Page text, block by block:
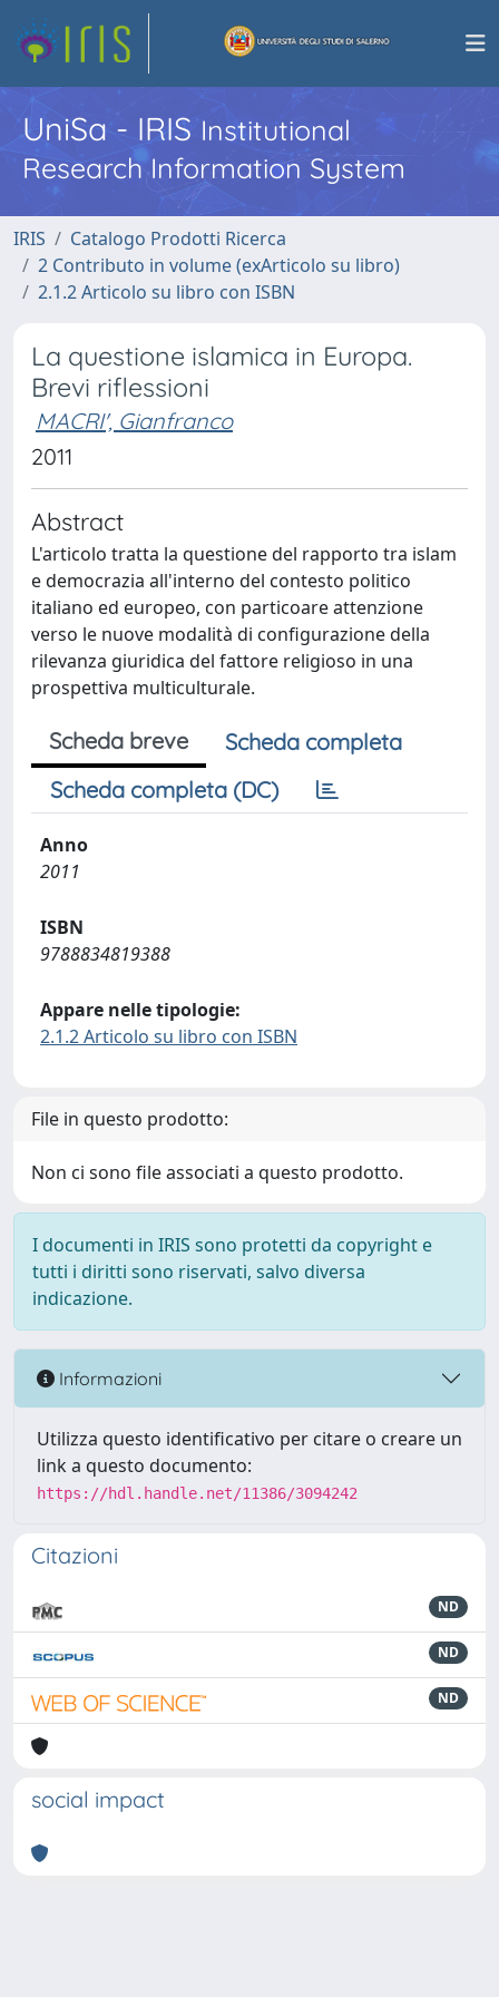
UniSa - IRISInstitutional
Research Information System
IRIS
Catalogo Prodotti Ricerca
2 Contributo in volume (exArticolo su libro)
2.1.2 Articolo su libro con ISBN
La questione islamica in Europa.
Brevi riflessioni
MACRI', Gianfranco
2011
Abstract
L'articolo tratta la questione del rapporto tra islam
e democrazia all'interno del contesto politico
italiano ed europeo, con particoare attenzione
verso le nuove modalità di configurazione della
rilevanza giuridica del fattore religioso in una
prospettiva multiculturale.
Scheda breve
Scheda completa
Scheda completa (DC)
Anno
2011
ISBN
9788834819388
Appare nelle tipologie:
2.1.2 Articolo su libro con ISBN
File in questo prodotto:
Non ci sono file associati a questo prodotto.
I documenti in IRIS sono protetti da copyright e
tutti i diritti sono riservati, salvo diversa
indicazione.
Informazioni
Utilizza questo identificativo per citare o creare un
link a questo documento:
https://hdl.handle.net/11386/3094242
Citazioni
ND
ND
ND
social impact